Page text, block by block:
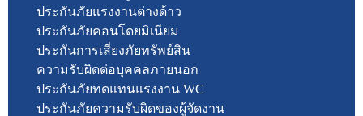
ประกันภัยแรงงานต่างด้าว
ประกันภัยคอนโดยมิเนียม
ประกันการเสี่ยงภัยทรัพย์สิน
ความรับผิดต่อบุคคลภายนอก
ประกันภัยทดแทนแรงงาน WC
ประกันภัยความรับผิดของผู้จัดงาน